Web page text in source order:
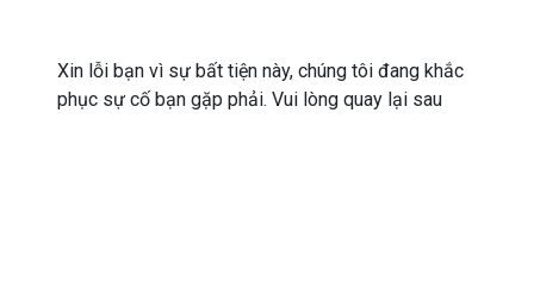
Xin lỗi bạn vì sự bất tiện này, chúng tôi đang khắc
phục sự cố bạn gặp phải. Vui lòng quay lại sau